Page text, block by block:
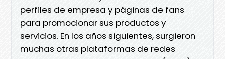
perfiles de empresa y páginas de fans
para promocionar sus productos y
servicios. En los años siguientes, surgieron
muchas otras plataformas de redes